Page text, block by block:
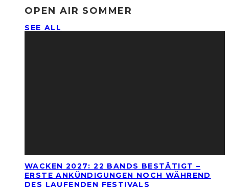
OPEN AIR SOMMER
SEE ALL
WACKEN 2027: 22 BANDS BESTÄTIGT –
ERSTE ANKÜNDIGUNGEN NOCH WÄHREND
DES LAUFENDEN FESTIVALS